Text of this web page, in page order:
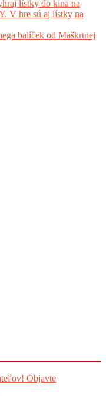
lístky do kina na
V hre sú aj lístky na
balíček od Maškrtnej